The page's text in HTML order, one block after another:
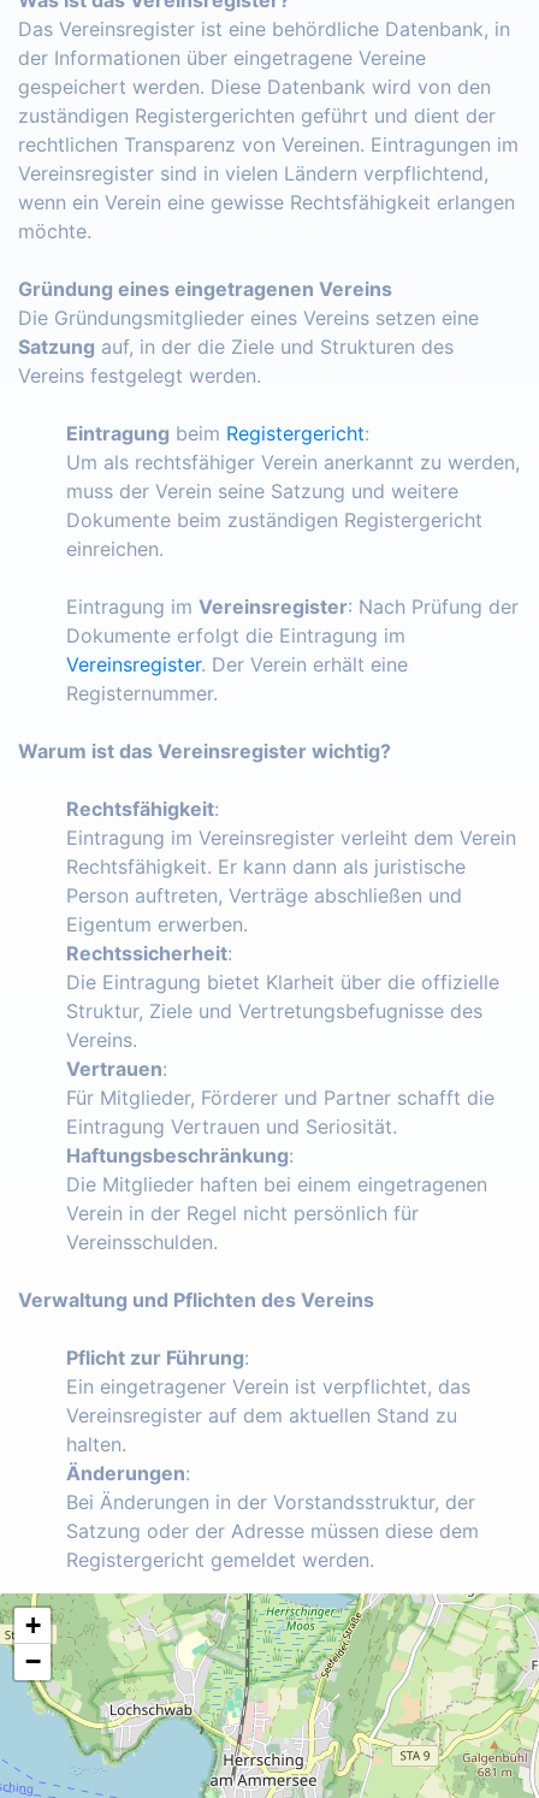
Das Vereinsregister ist eine behördliche Datenbank, in
der Informationen über eingetragene Vereine
gespeichert werden. Diese Datenbank wird von den
zuständigen Registergerichten geführt und dient der
rechtlichen Transparenz von Vereinen. Eintragungen im
Vereinsregister sind in vielen Ländern verpflichtend,
wenn ein Verein eine gewisse Rechtsfähigkeit erlangen
möchte.
Gründung eines eingetragenen Vereins
Die Gründungsmitglieder eines Vereins setzen eine
Satzung auf, in der die Ziele und Strukturen des
Vereins festgelegt werden.
Eintragung beim Registergericht:
Um als rechtsfähiger Verein anerkannt zu werden,
muss der Verein seine Satzung und weitere
Dokumente beim zuständigen Registergericht
einreichen.
Eintragung im Vereinsregister: Nach Prüfung der
Dokumente erfolgt die Eintragung im
Vereinsregister. Der Verein erhält eine
Registernummer.
Warum ist das Vereinsregister wichtig?
Rechtsfähigkeit:
Eintragung im Vereinsregister verleiht dem Verein
Rechtsfähigkeit. Er kann dann als juristische
Person auftreten, Verträge abschließen und
Eigentum erwerben.
Rechtssicherheit:
Die Eintragung bietet Klarheit über die offizielle
Struktur, Ziele und Vertretungsbefugnisse des
Vereins.
Vertrauen:
Für Mitglieder, Förderer und Partner schafft die
Eintragung Vertrauen und Seriosität.
Haftungsbeschränkung:
Die Mitglieder haften bei einem eingetragenen
Verein in der Regel nicht persönlich für
Vereinsschulden.
Verwaltung und Pflichten des Vereins
Pflicht zur Führung:
Ein eingetragener Verein ist verpflichtet, das
Vereinsregister auf dem aktuellen Stand zu
halten.
Änderungen:
Bei Änderungen in der Vorstandsstruktur, der
Satzung oder der Adresse müssen diese dem
Registergericht gemeldet werden.
+
−